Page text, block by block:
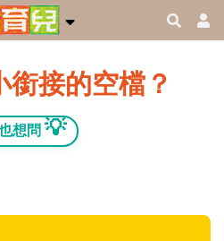
接的空檔？
想問 💡